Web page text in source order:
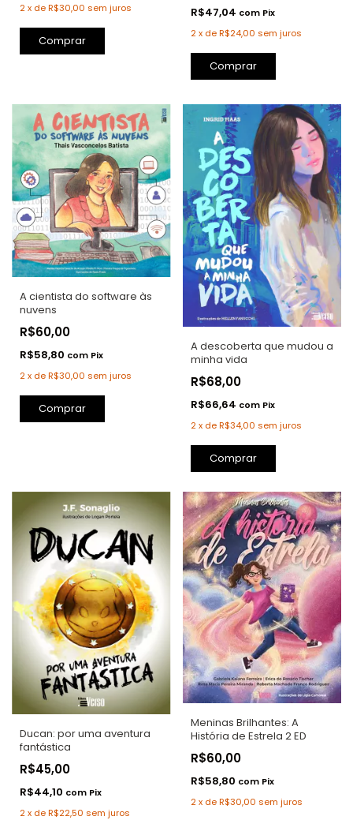
2x deR$30,00 sem juros
Comprar
R$47,04 com Pix
2 x deR$24,00 sem juros
A cientista do software às
nuvens
R$60,00
R$58,80 com Pix
2x deR$30,00 sem juros
Comprar
A descoberta que mudou a
minha vida
R$68,00
R$66,64 com Pix
2 x deR$34,00 sem juros
Comprar
Ducan: por uma aventura
fantástica
R$45,00
R$44,10 com Pix
2x deR$22,50 sem juros
Meninas Brilhantes: A
História de Estrela 2 ED
R$60,00
R$58,80 com Pix
2 x deR$30,00 sem juros